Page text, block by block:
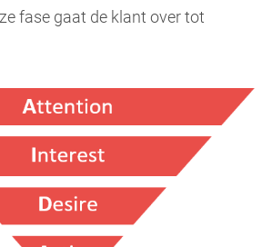
fase gaat de klant over tot